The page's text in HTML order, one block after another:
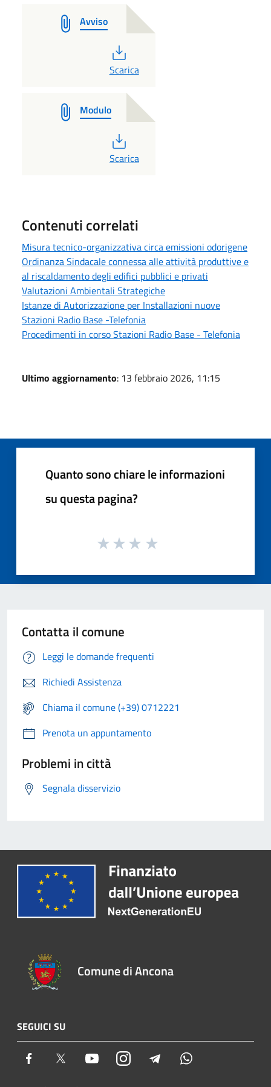
Avviso
PDF
Scarica
Modulo
PDF
Scarica
Contenuti correlati
Misura tecnico-organizzativa circa emissioni odorigene
Ordinanza Sindacale connessa alle attività produttive e
al riscaldamento degli edifici pubblici e privati
Valutazioni Ambientali Strategiche
Istanze di Autorizzazione per Installazioni nuove
Stazioni Radio Base -Telefonia
Procedimenti in corso Stazioni Radio Base - Telefonia
Ultimo aggiornamento: 13 febbraio 2026, 11:15
Quanto sono chiare le informazioni
su questa pagina?
Contatta il comune
Leggi le domande frequenti
Richiedi Assistenza
Chiama il comune (+39) 0712221
Prenota un appuntamento
Problemi in città
Segnala disservizio
Comune di Ancona
SEGUICI SU
Facebook Twitter YoutubeInstagram Telegram